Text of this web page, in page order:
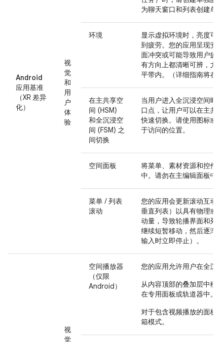
Android
应用基准
（XR 差异
化）
视
觉
和
用
户
体
验
为聊天窗口和列表创建单
环境
显示虚拟环境时，亮度可
到疲劳。您的应用呈现安
面冲突或可能导致用户疲
有方向上都清晰可辨，尤
平带内。（详细指南将在
在主共享空
间 (HSM)
和全沉浸空
间 (FSM) 之
间切换
当用户进入全沉浸空间时
口点，让用户可以在主共
快速切换。请使用图标或
于访问的位置。
空间面板
将菜单、素材资源和控件
中。请勿在主编辑面板中
菜单 / 列表
滚动
您的应用会更新滚动互动
垂直列表）以具有物理或
动量，导致轮播界面和列
继续短暂移动，然后逐渐
输入时立即停止）。
视
觉
空间播放器
（仅限
Android）
您的应用允许用户在全沉
从内容顶部的叠加层中移
在专用面板或轨道器中。
对于包含视频播放的面板
箱模式。